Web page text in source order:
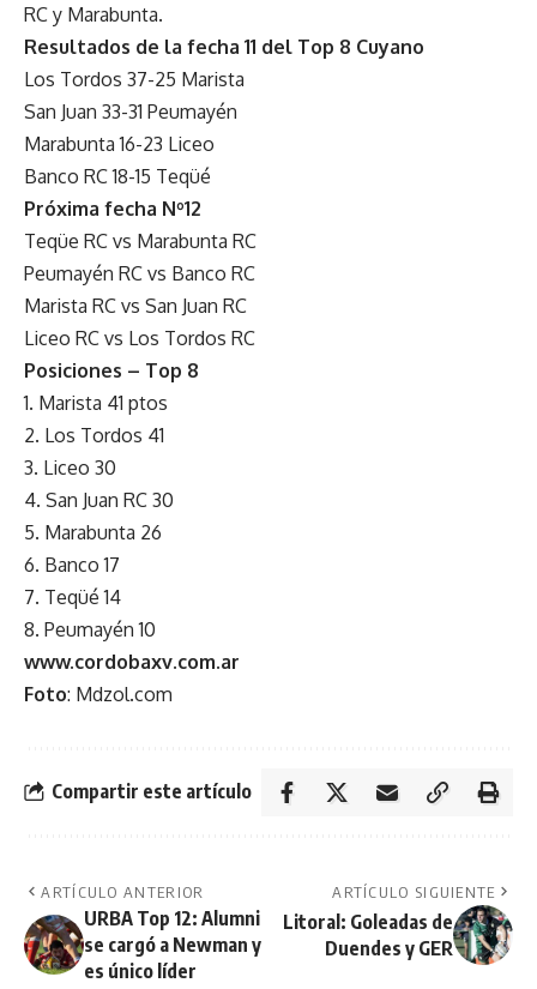
RC y Marabunta.
Resultados de la fecha 11 del Top 8 Cuyano
Los Tordos 37-25 Marista
San Juan 33-31 Peumayén
Marabunta 16-23 Liceo
Banco RC 18-15 Teqüé
Próxima fecha Nº12
Teqüe RC vs Marabunta RC
Peumayén RC vs Banco RC
Marista RC vs San Juan RC
Liceo RC vs Los Tordos RC
Posiciones – Top 8
1. Marista 41 ptos
2. Los Tordos 41
3. Liceo 30
4. San Juan RC 30
5. Marabunta 26
6. Banco 17
7. Teqüé 14
8. Peumayén 10
www.cordobaxv.com.ar
Foto: Mdzol.com
Compartir este artículo
ARTÍCULO ANTERIOR
URBA Top 12: Alumni
se cargó a Newman y
es único líder
ARTÍCULO SIGUIENTE
Litoral: Goleadas de
Duendes y GER